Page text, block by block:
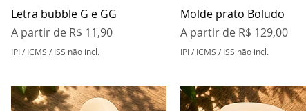
Visualização rápida
Letra bubble G e GG
A partir de R$ 11,90
Preço promocional
IPI / ICMS / ISS não incl.
Visualização rápida
Molde prato Boludo
A partir de R$ 129,00
Preço promocional
IPI / ICMS / ISS não incl.